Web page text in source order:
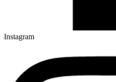
Instagram